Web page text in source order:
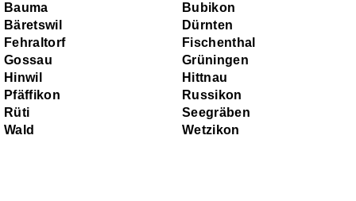
Bauma
Bubikon
Bäretswil
Dürnten
Fehraltorf
Fischenthal
Gossau
Grüningen
Hinwil
Hittnau
Pfäffikon
Russikon
Rüti
Seegräben
Wald
Wetzikon